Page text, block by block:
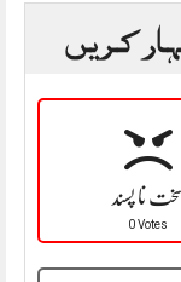
کریں
سخت نا پسند
0 Votes